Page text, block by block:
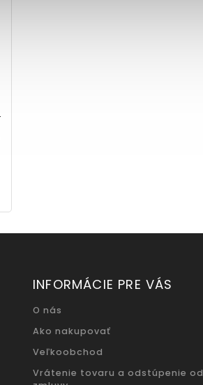
INFORMÁCIE PRE VÁS
O nás
Ako nakupovať
Veľkoobchod
Vrátenie tovaru a odstúpenie od